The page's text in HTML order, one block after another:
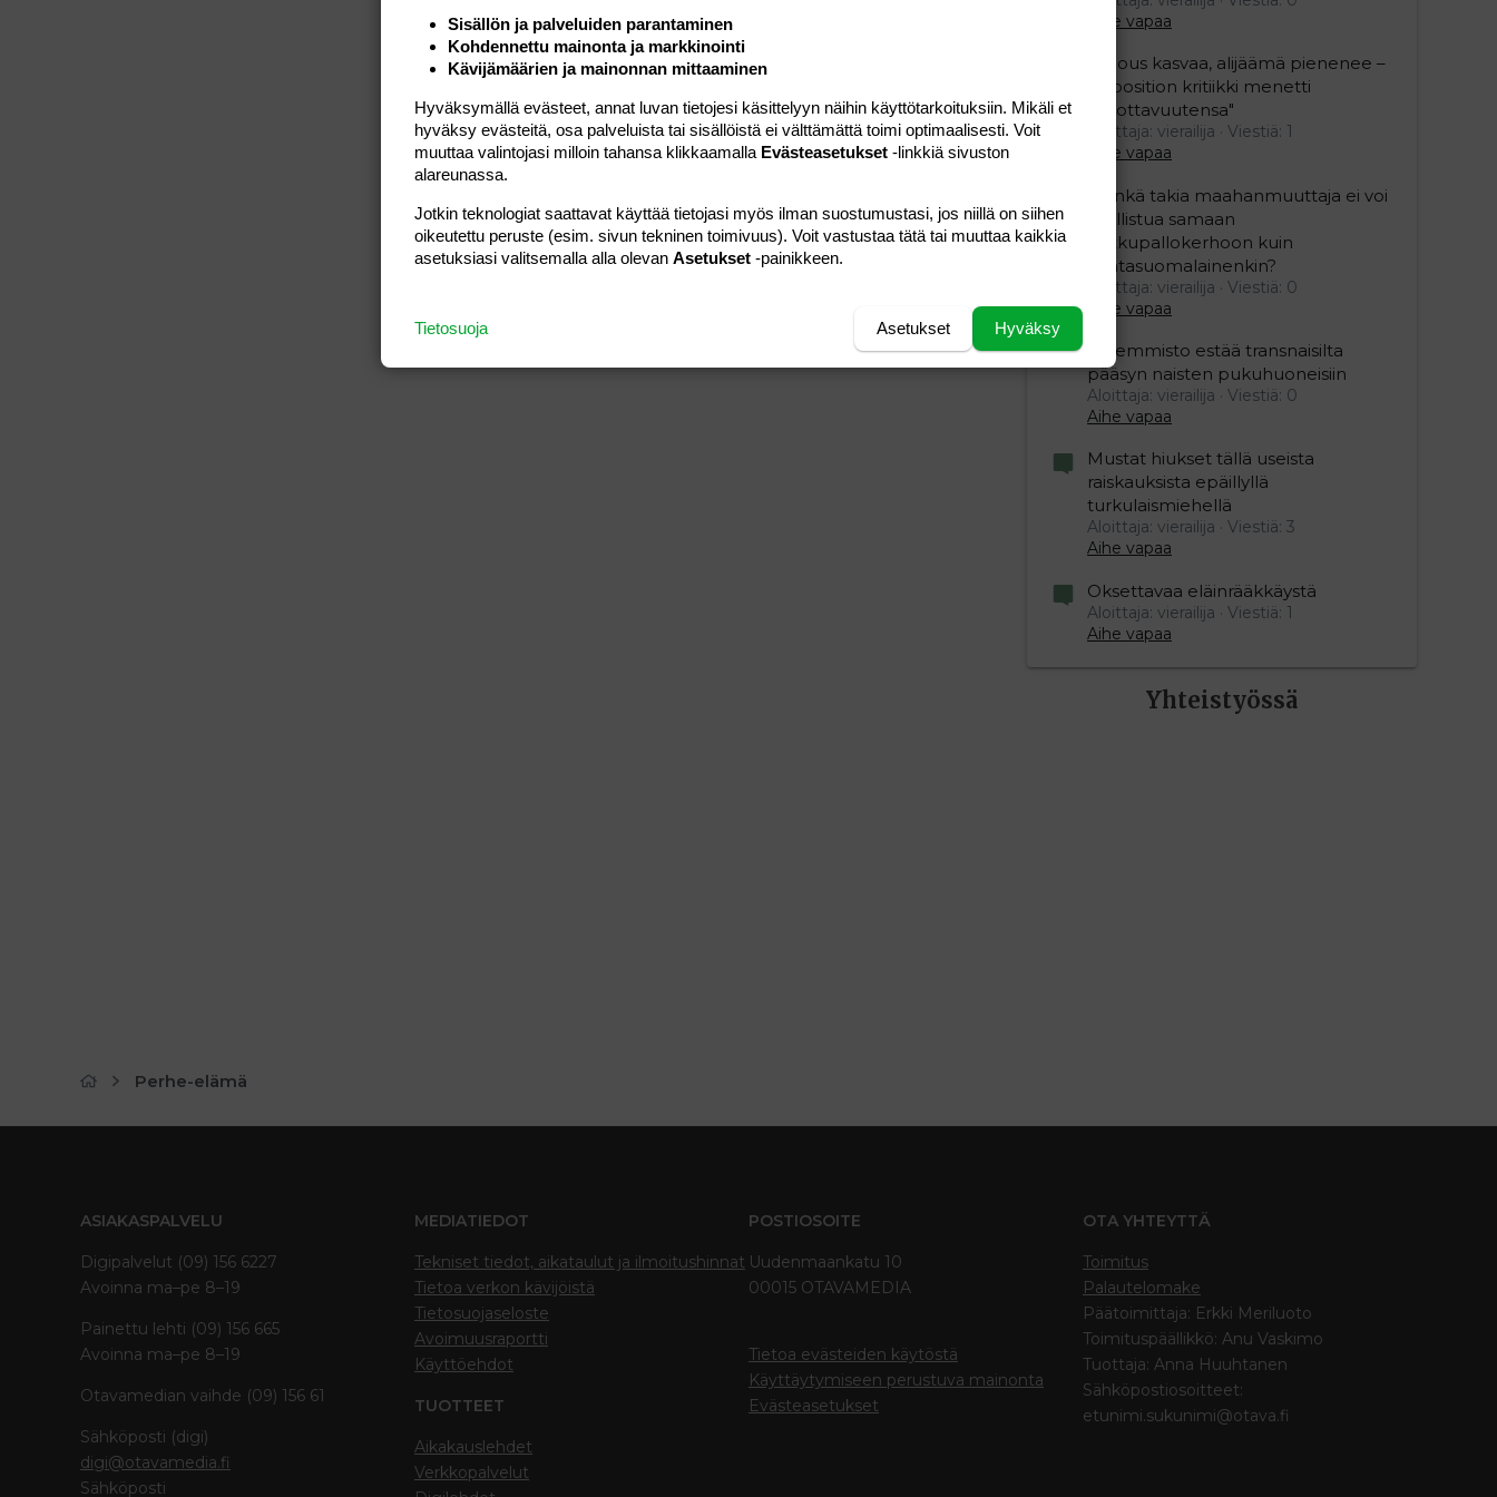
Aihe vapaa
"Talous kasvaa, alijäämä pienenee –
opposition kritiikki menetti
uskottavuutensa"
Aloittaja: vierailija
Viestiä: 1
Aihe vapaa
”Minkä takia maahanmuuttaja ei voi
osallistua samaan
potkupallokerhoon kuin
kantasuomalainenkin?
Aloittaja: vierailija
Viestiä: 0
Aihe vapaa
Vasemmisto estää transnaisilta
pääsyn naisten pukuhuoneisiin
Aloittaja: vierailija
Viestiä: 0
Aihe vapaa
Mustat hiukset tällä useista
raiskauksista epäillyllä
turkulaismiehellä
Aloittaja: vierailija
Viestiä: 3
Aihe vapaa
Oksettavaa eläinrääkkäystä
Aloittaja: vierailija
Viestiä: 1
Aihe vapaa
Yhteistyössä
Perhe-elämä
ASIAKASPALVELU
Digipalvelut (09) 156 6227
Avoinna ma–pe 8–19
Painettu lehti (09) 156 665
Avoinna ma–pe 8–19
Otavamedian vaihde (09) 156 61
Sähköposti (digi)
digi@otavamedia.fi
Sähköposti
MEDIATIEDOT
Tekniset tiedot, aikataulut ja ilmoitushinnat
Tietoa verkon kävijöistä
Tietosuojaseloste
Avoimuusraportti
Käyttöehdot
TUOTTEET
Aikakauslehdet
Verkkopalvelut
POSTIOSOITE
Uudenmaankatu 10
00015 OTAVAMEDIA
Tietoa evästeiden käytöstä
Käyttäytymiseen perustuva mainonta
Evästeasetukset
OTA YHTEYTTÄ
Toimitus
Palautelomake
Päätoimittaja: Erkki Meriluoto
Toimituspäällikkö: Anu Vaskimo
Tuottaja: Anna Huuhtanen
Sähköpostiosoitteet:
etunimi.sukunimi@otava.fi
Sisällön ja palveluiden parantaminen
Kohdennettu mainonta ja markkinointi
Kävijämäärien ja mainonnan mittaaminen
Hyväksymällä evästeet, annat luvan tietojesi käsittelyyn näihin käyttötarkoituksiin. Mikäli et
hyväksy evästeitä, osa palveluista tai sisällöistä ei välttämättä toimi optimaalisesti. Voit
muuttaa valintojasi milloin tahansa klikkaamalla Evästeasetukset -linkkiä sivuston
alareunassa.
Jotkin teknologiat saattavat käyttää tietojasi myös ilman suostumustasi, jos niillä on siihen
oikeutettu peruste (esim. sivun tekninen toimivuus). Voit vastustaa tätä tai muuttaa kaikkia
asetuksiasi valitsemalla alla olevan Asetukset -painikkeen.
Hyväksy
Asetukset
Tietosuoja